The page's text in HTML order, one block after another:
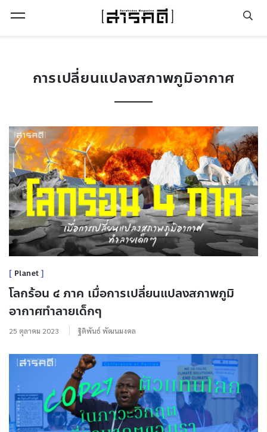
การเปลี่ยนแปลงสภาพภูมิอากาศ
Planet
โลกร้อน ๔ ภาค เมื่อการเปลี่ยนแปลงสภาพภูมิ
อากาศทำลายเด็กๆ
25 ตุลาคม 2023 ฐิติพันธ์ พัฒนมงคล